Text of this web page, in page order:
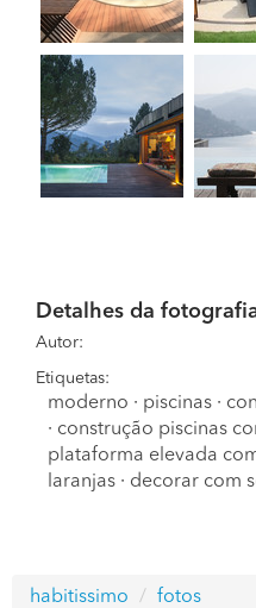
Detalhes da
Autor:
Etiquetas:
moderno · piscinas ·
· construção piscinas
plataforma elevada
laranjas · decorar com
habitissimo
fotos